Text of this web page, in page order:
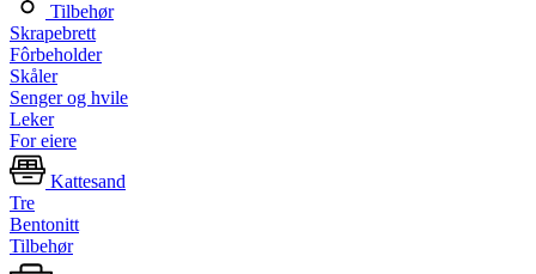
Tilbehør
Skrapebrett
Fôrbeholder
Skåler
Senger og hvile
Leker
For eiere
Kattesand
Tre
Bentonitt
Tilbehør